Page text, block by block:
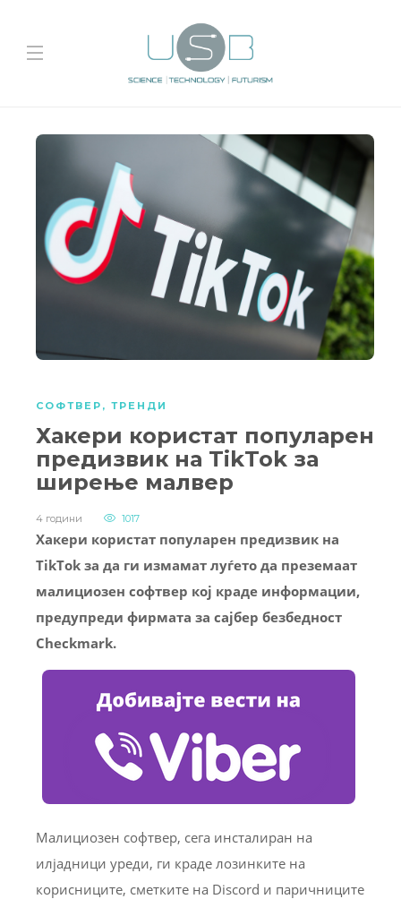
СОФТВЕР , ТРЕНДИ
Хакери користат популарен
предизвик на TikTok за
ширење малвер
4 години 1017
Хакери користат популарен предизвик на
TikTok за да ги измамат луѓето да преземаат
малициозен софтвер кој краде информации,
предупреди фирмата за сајбер безбедност
Checkmark.
Малициозен софтвер, сега инсталиран на
илјадници уреди, ги краде лозинките на
корисниците, сметките на Discord и паричниците